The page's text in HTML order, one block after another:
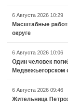
6 Августа 2026 10:29
Масштабные
округе
6 Августа 2026 10:06
Один человек
Медвежьегорском
6 Августа 2026 09:46
Жительница